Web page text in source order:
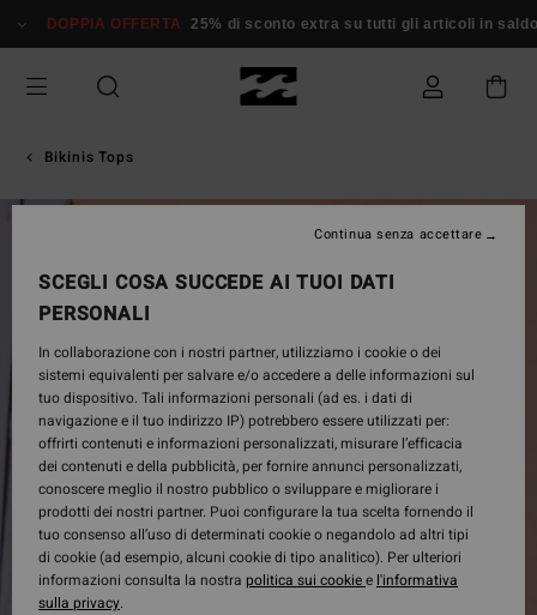
alle
prodotto
DOPPIA OFFERTA 25% di sconto extra su tutti gli articoli in
Bikinis Tops
SCEGLI COSA SUCCEDE AI TUOI DATI
PERSONALI
In collaborazione con i nostri partner, utilizziamo i cookie o dei
sistemi equivalenti per salvare e/o accedere a delle informazioni sul
tuo dispositivo. Tali informazioni personali (ad es. i dati di
navigazione e il tuo indirizzo IP) potrebbero essere utilizzati per:
offrirti contenuti e informazioni personalizzati, misurare l’efficacia
dei contenuti e della pubblicità, per fornire annunci personalizzati,
conoscere meglio il nostro pubblico o sviluppare e migliorare i
prodotti dei nostri partner. Puoi configurare la tua scelta fornendo il
tuo consenso all’uso di determinati cookie o negandolo ad altri tipi
di cookie (ad esempio, alcuni cookie di tipo analitico). Per ulteriori
informazioni consulta la nostra politica sui cookiee l'informativa
sulla privacy.
Continua senza accettare